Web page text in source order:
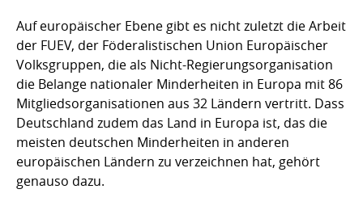
Auf europäischer Ebene gibt es nicht zuletzt die Arbeit
der FUEV, der Föderalistischen Union Europäischer
Volksgruppen, die als Nicht-Regierungsorganisation
die Belange nationaler Minderheiten in Europa mit 86
Mitgliedsorganisationen aus 32 Ländern vertritt. Dass
Deutschland zudem das Land in Europa ist, das die
meisten deutschen Minderheiten in anderen
europäischen Ländern zu verzeichnen hat, gehört
genauso dazu.